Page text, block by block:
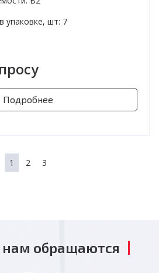
упаковке, шт: 7
Подробнее
1 2 3
нам обращаются